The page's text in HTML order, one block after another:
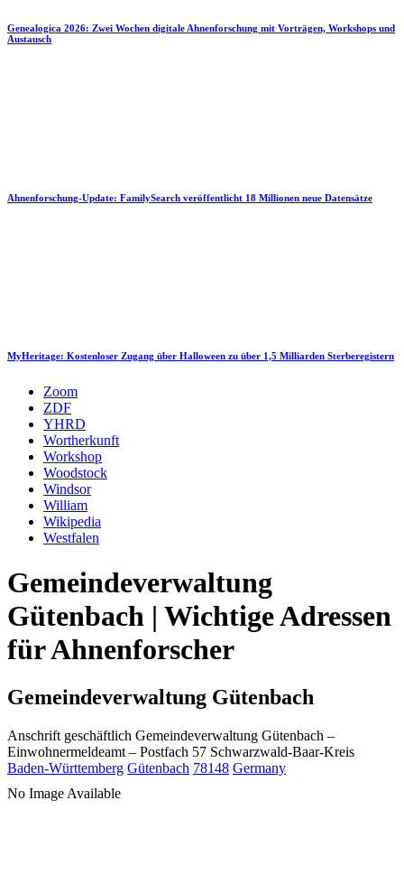
Genealogica 2026: Zwei Wochen digitale Ahnenforschung mit Vorträgen, Workshops und
Austausch
Ahnenforschung-Update: FamilySearch veröffentlicht 18 Millionen neue Datensätze
MyHeritage: Kostenloser Zugang über Halloween zu über 1,5 Milliarden Sterberegistern
Zoom
ZDF
YHRD
Wortherkunft
Workshop
Woodstock
Windsor
William
Wikipedia
Westfalen
Gemeindeverwaltung
Gütenbach | Wichtige Adressen
für Ahnenforscher
Gemeindeverwaltung Gütenbach
Anschrift geschäftlich Gemeindeverwaltung Gütenbach –
Einwohnermeldeamt – Postfach 57 Schwarzwald-Baar-Kreis
Baden-Württemberg Gütenbach 78148 Germany
No Image Available